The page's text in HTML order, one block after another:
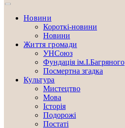
Новини
Короткі-новини
Новини
Життя громади
УНСоюз
Фундація ім.І.Багряного
Посмертна згадка
Культура
Мистецтво
Мова
Історія
Подорожі
Постаті